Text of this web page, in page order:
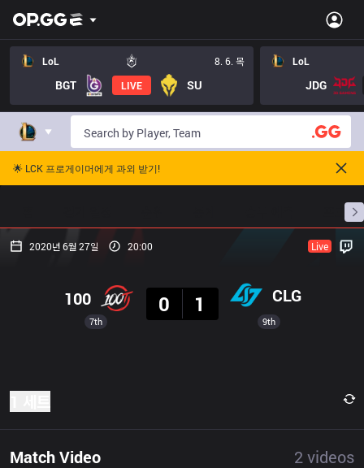
LoL 8. 6. 목
BGT LIVE SU
LoL
JDG
🌟 LCK 프로게이머에게 과외 받기!
프로빌
2020년 6월 27일 20:00 Live
7th
100
0
1 CLG
9th
Match Video 2 videos